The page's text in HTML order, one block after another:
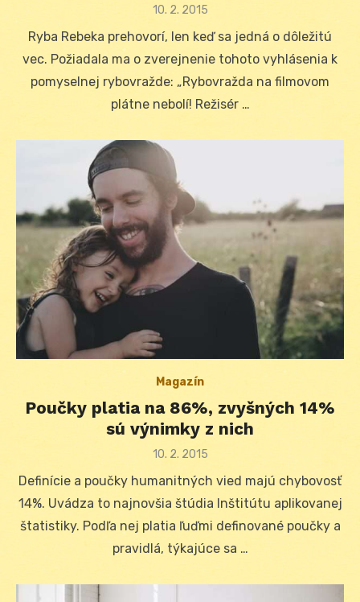
Posted
10. 2. 2015
Ryba Rebeka prehovorí, len keď sa jedná o dôležitú
vec. Požiadala ma o zverejnenie tohoto vyhlásenia k
pomyselnej rybovražde: „Rybovražda na filmovom
plátne nebolí! Režisér …
Magazín
Poučky platia na 86%, zvyšných 14%
sú výnimky z nich
Posted
10. 2. 2015
Definície a poučky humanitných vied majú chybovosť
14%. Uvádza to najnovšia štúdia Inštitútu aplikovanej
štatistiky. Podľa nej platia ľuďmi definované poučky a
pravidlá, týkajúce sa …